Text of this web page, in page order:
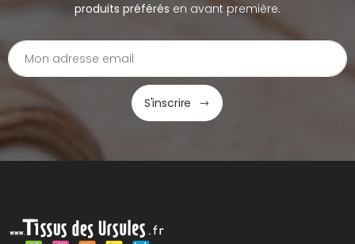
produits préférés en avant première.
S'inscrire